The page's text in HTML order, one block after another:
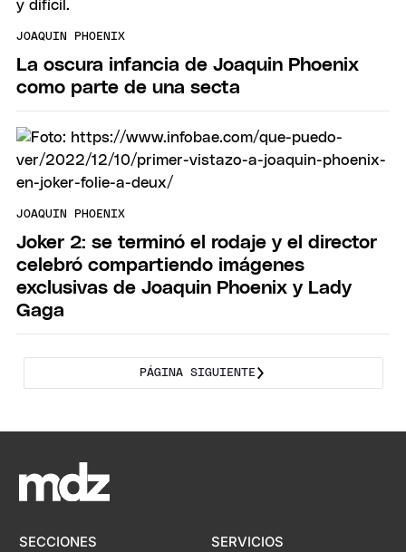
JOAQUIN PHOENIX
La oscura infancia de Joaquin Phoenix
como parte de una secta
JOAQUIN PHOENIX
Joker 2: se terminó el rodaje y el director
celebró compartiendo imágenes
exclusivas de Joaquin Phoenix y Lady
Gaga
PÁGINA SIGUIENTE
SECCIONES SERVICIOS